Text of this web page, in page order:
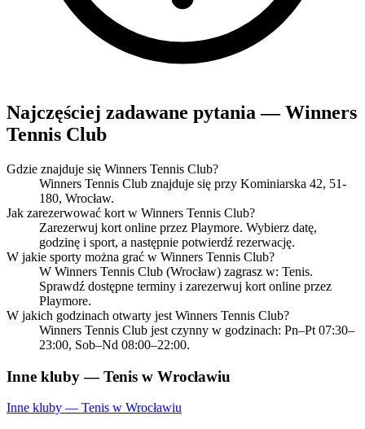
Najczęściej zadawane pytania — Winners
Tennis Club
Gdzie znajduje się Winners Tennis Club?
Winners Tennis Club znajduje się przy Kominiarska 42, 51-
180, Wrocław.
Jak zarezerwować kort w Winners Tennis Club?
Zarezerwuj kort online przez Playmore. Wybierz datę,
godzinę i sport, a następnie potwierdź rezerwację.
W jakie sporty można grać w Winners Tennis Club?
W Winners Tennis Club (Wrocław) zagrasz w: Tenis.
Sprawdź dostępne terminy i zarezerwuj kort online przez
Playmore.
W jakich godzinach otwarty jest Winners Tennis Club?
Winners Tennis Club jest czynny w godzinach: Pn–Pt 07:30–
23:00, Sob–Nd 08:00–22:00.
Inne kluby — Tenis w Wrocławiu
Inne kluby — Tenis w Wrocławiu